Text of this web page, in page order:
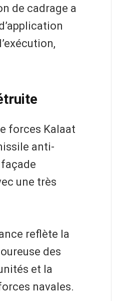
de cadrage a
forces Kalaat
anti-
une très
reflète la
des
et la
navales.